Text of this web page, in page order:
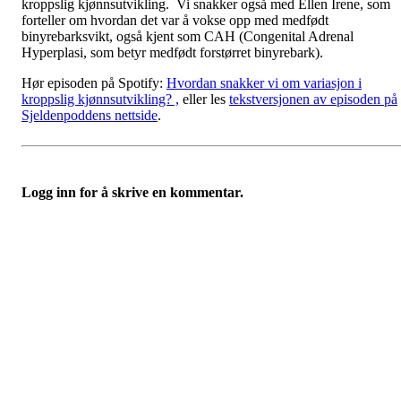
kroppslig kjønnsutvikling. Vi snakker også med Ellen Irene, som
forteller om hvordan det var å vokse opp med medfødt
binyrebarksvikt, også kjent som CAH (Congenital Adrenal
Hyperplasi, som betyr medfødt forstørret binyrebark).
Hør episoden på Spotify: Hvordan snakker vi om variasjon i
kroppslig kjønnsutvikling? , eller les tekstversjonen av episoden på
Sjeldenpoddens nettside.
Logg inn for å skrive en kommentar.